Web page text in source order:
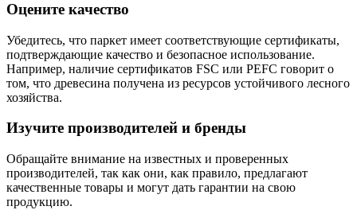
Оцените качество
Убедитесь, что паркет имеет соответствующие сертификаты,
подтверждающие качество и безопасное использование.
Например, наличие сертификатов FSC или PEFC говорит о
том, что древесина получена из ресурсов устойчивого лесного
хозяйства.
Изучите производителей и бренды
Обращайте внимание на известных и проверенных
производителей, так как они, как правило, предлагают
качественные товары и могут дать гарантии на свою
продукцию.